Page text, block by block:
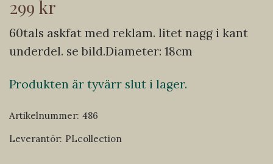
299 kr
60tals askfat med reklam. litet nagg i kant
underdel. se bild.Diameter: 18cm
Produkten är tyvärr slut i lager.
Artikelnummer: 486
Leverantör: PLcollection